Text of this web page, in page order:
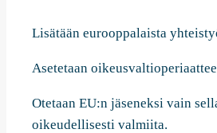
Lisätään eurooppalaista
Asetetaan
Otetaan EU:n jäseneksi vain
oikeudellisesti valmiita.